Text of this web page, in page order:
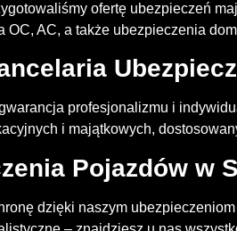
ofertę ubezpieczeń
OC, AC, a także ubezpieczenia
profesjonalizmu i
i majątkowych,
Pojazdów w
dzięki naszym